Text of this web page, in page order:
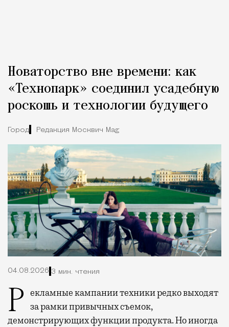
Новаторство вне времени: как
«Технопарк» соединил усадебную
роскошь и технологии будущего
Город Редакция Москвич Mag
04.08.2026 3 мин. чтения
Рекламные кампании техники редко выходят
за рамки привычных съемок,
демонстрирующих функции продукта. Но иногда